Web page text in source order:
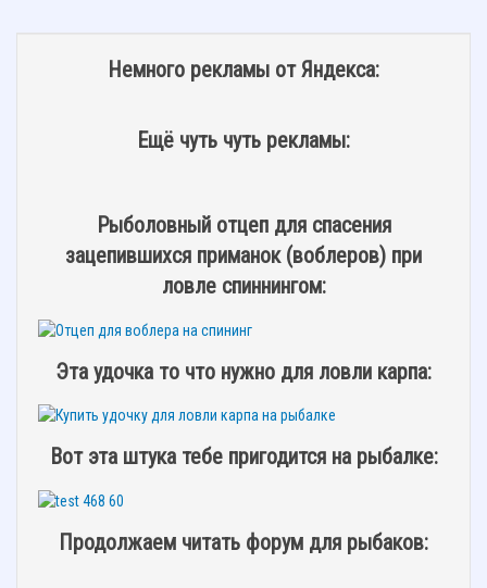
Немного рекламы от Яндекса:
Ещё чуть чуть рекламы:
Рыболовный отцеп для спасения
зацепившихся приманок (воблеров) при
ловле спиннингом:
Эта удочка то что нужно для ловли карпа:
Вот эта штука тебе пригодится на рыбалке:
Продолжаем читать форум для рыбаков: